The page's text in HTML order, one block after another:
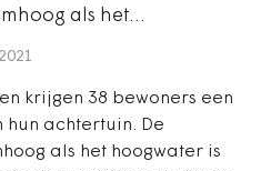
als het…
krijgen 38 bewoners een
achtertuin. De
als het hoogwater is